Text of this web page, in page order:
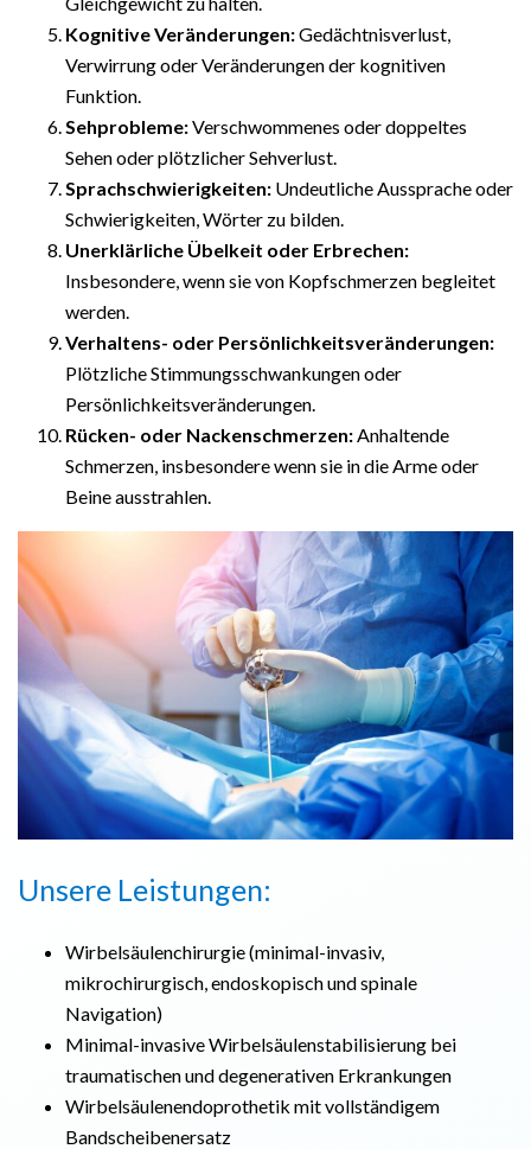
Kognitive Veränderungen:Gedächtnisverlust,
Verwirrung oder Veränderungen der kognitiven
Funktion.
Sehprobleme:Verschwommenes oder doppeltes
Sehen oder plötzlicher Sehverlust.
Sprachschwierigkeiten: Undeutliche Aussprache oder
Schwierigkeiten, Wörter zu bilden.
Unerklärliche Übelkeit oder Erbrechen:
Insbesondere, wenn sie von Kopfschmerzen begleitet
werden.
Verhaltens- oder Persönlichkeitsveränderungen:
Plötzliche Stimmungsschwankungen oder
Persönlichkeitsveränderungen.
Rücken- oder Nackenschmerzen:Anhaltende
Schmerzen, insbesondere wenn sie in die Arme oder
Beine ausstrahlen.
Unsere Leistungen:
Wirbelsäulenchirurgie (minimal-invasiv,
mikrochirurgisch, endoskopisch und spinale
Navigation)
Minimal-invasive Wirbelsäulenstabilisierung bei
traumatischen und degenerativen Erkrankungen
Wirbelsäulenendoprothetik mit vollständigem
Bandscheibenersatz